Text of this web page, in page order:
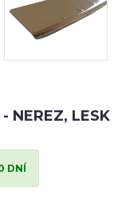
NEREZ, LESK
DNÍ